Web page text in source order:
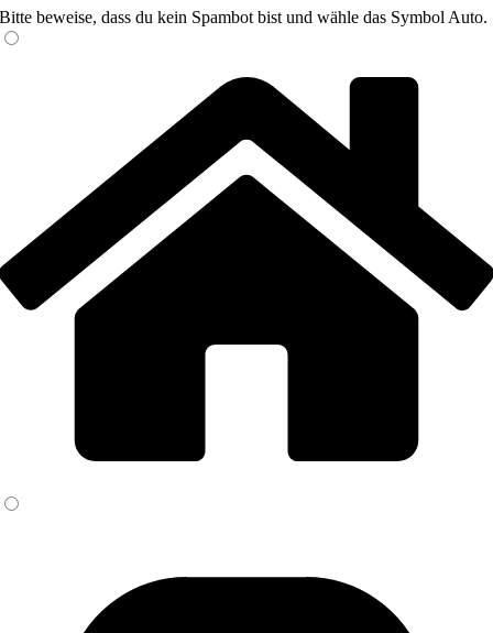
dieses
Feld
lasse
dieses
Bitte beweise, dass du kein Spambot bist und wähle das Symbol Auto.